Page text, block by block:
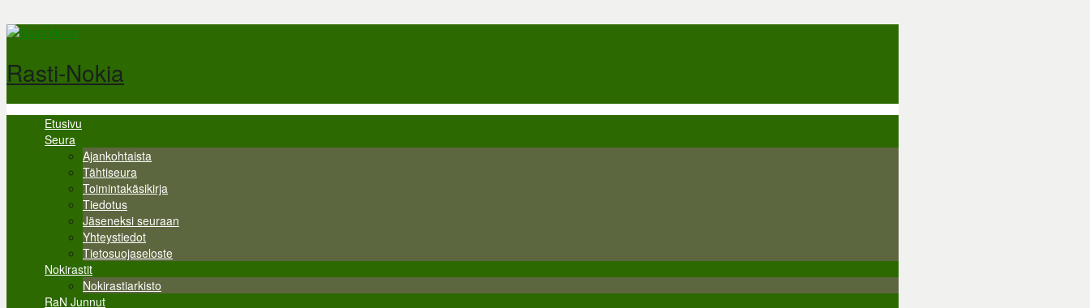
Hyppää pääsisältöön
Rasti-Nokia
Valikko
Etusivu
Seura
Ajankohtaista
Tähtiseura
Toimintakäsikirja
Tiedotus
Jäseneksi seuraan
Yhteystiedot
Tietosuojaseloste
Nokirastit
Nokirastiarkisto
RaN Junnut